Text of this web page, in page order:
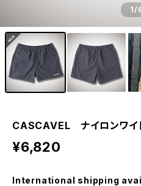
1/
CASCAVEL ナイロンワイ
¥6,820
International shipping